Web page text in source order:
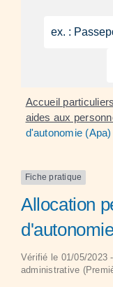
Accueil particuliers
aides aux
d'autonomie (Apa)
Fiche pratique
Allocation
Vérifié le 01/05/2023
administrative